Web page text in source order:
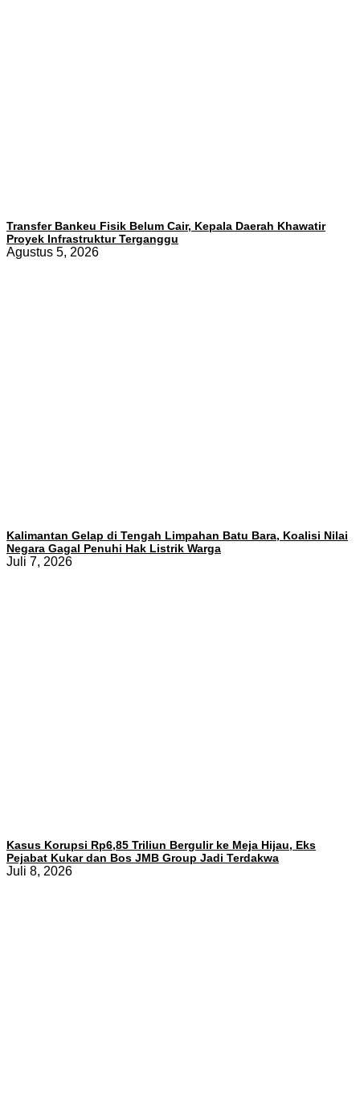
Transfer Bankeu Fisik Belum Cair, Kepala Daerah Khawatir
Proyek Infrastruktur Terganggu
Agustus 5, 2026
Kalimantan Gelap di Tengah Limpahan Batu Bara, Koalisi Nilai
Negara Gagal Penuhi Hak Listrik Warga
Juli 7, 2026
Kasus Korupsi Rp6,85 Triliun Bergulir ke Meja Hijau, Eks
Pejabat Kukar dan Bos JMB Group Jadi Terdakwa
Juli 8, 2026